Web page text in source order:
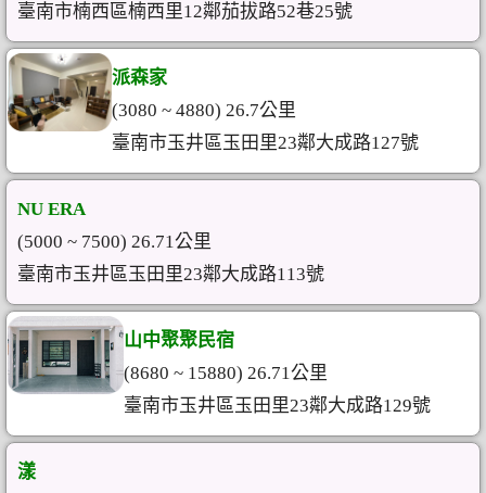
臺南市楠西區楠西里12鄰茄拔路52巷25號
派森家
(3080 ~ 4880) 26.7公里
臺南市玉井區玉田里23鄰大成路127號
NU ERA
(5000 ~ 7500) 26.71公里
臺南市玉井區玉田里23鄰大成路113號
山中聚聚民宿
(8680 ~ 15880) 26.71公里
臺南市玉井區玉田里23鄰大成路129號
漾